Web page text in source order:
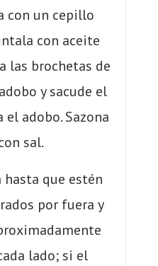
con un cepillo
con aceite
las brochetas de
y sacude el
el adobo. Sazona
sal.
que estén
por fuera y
lado; si el